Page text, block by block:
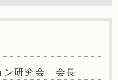
ン研究会 会長